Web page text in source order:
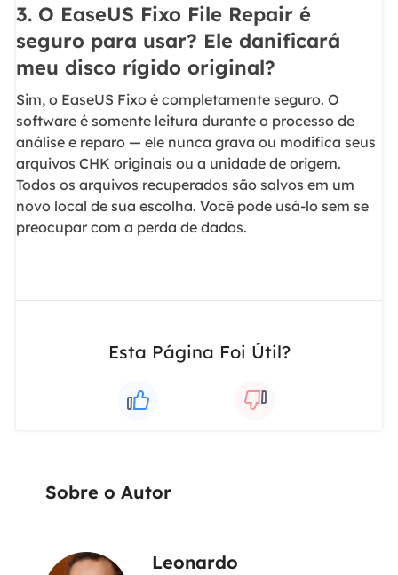
3. O EaseUS Fixo File Repair é
seguro para usar? Ele danificará
meu disco rígido original?
Sim, o EaseUS Fixo é completamente seguro. O
software é somente leitura durante o processo de
análise e reparo — ele nunca grava ou modifica seus
arquivos CHK originais ou a unidade de origem.
Todos os arquivos recuperados são salvos em um
novo local de sua escolha. Você pode usá-lo sem se
preocupar com a perda de dados.
Esta Página Foi Útil?
Sobre o Autor
Leonardo